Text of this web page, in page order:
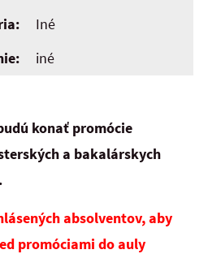
Iné
iné
konať promócie
a bakalárskych
absolventov, aby
promóciami do auly